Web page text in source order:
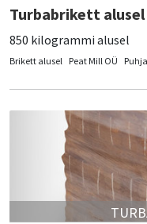
Turbabrikett alusel
850 kilogrammi alusel
Brikett alusel Peat Mill OÜ